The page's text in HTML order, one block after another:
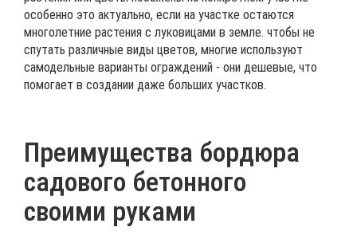
особенно это актуально, если на участке остаются
многолетние растения с луковицами в земле. чтобы не
спутать различные виды цветов, многие используют
самодельные варианты ограждений - они дешевые, что
помогает в создании даже больших участков.
Преимущества бордюра
садового бетонного
своими руками